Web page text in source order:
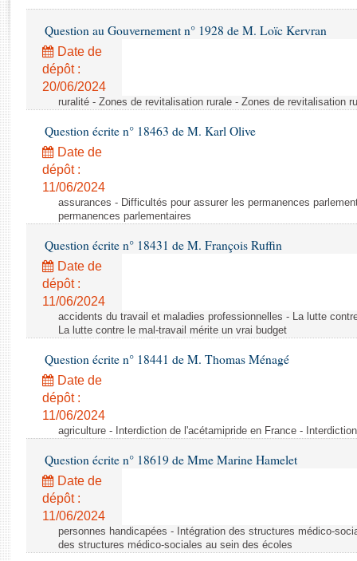
Baromètre de l’application des lois
Dossiers législatifs
Budget et sécurité sociale
Questions écrites et orales
Comptes rendus des débats
Question au Gouvernement n° 1928 de M. Loïc Kervran
Date de
dépôt :
20/06/2024
ruralité - Zones de revitalisation rurale - Zones de revitalisation
Question écrite n° 18463 de M. Karl Olive
Date de
dépôt :
11/06/2024
assurances - Difficultés pour assurer les permanences
permanences parlementaires
Question écrite n° 18431 de M. François Ruffin
Date de
dépôt :
11/06/2024
accidents du travail et maladies professionnelles - La lutte
La lutte contre le mal-travail mérite un vrai budget
Question écrite n° 18441 de M. Thomas Ménagé
Date de
dépôt :
11/06/2024
agriculture - Interdiction de l'acétamipride en France -
Question écrite n° 18619 de Mme Marine Hamelet
Date de
dépôt :
11/06/2024
personnes handicapées - Intégration des structures médico-
des structures médico-sociales au sein des écoles